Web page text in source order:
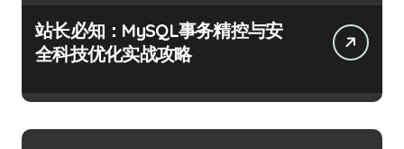
站长必知：MySQL事务精控与安
全科技优化实战攻略